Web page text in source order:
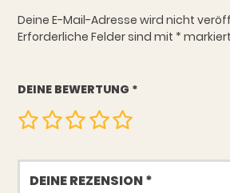
Deine E-Mail-Adresse wird nicht
Erforderliche Felder sind mit * markiert
DEINE BEWERTUNG *
Deine
Rezension